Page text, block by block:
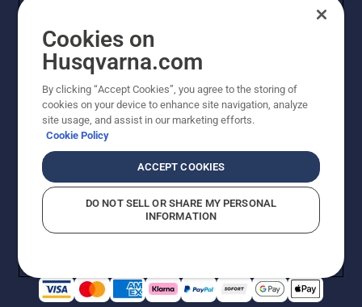
© Husqvarna AB (publ). Alle Rechte vorbehalten. Bei
den Preisangaben handelt es sich um unverbindliche
Preisempfehlungen in Euro inkl. der gesetzlichen
Preisempfehlungen (inkl. MwSt), es sei denn sie sind für
den direkten Kauf verfügbar.
Cookie-RichtlinieNutzungsbedingungen Datenschutzerklärung
Vermutete Verstöße melden
Cookies on
Husqvarna.com
By clicking “Accept Cookies”, you agree to the storing of
cookies on your device to enhance site navigation, analyze
site usage, and assist in our marketing efforts.
Cookie Policy
ACCEPT COOKIES
DO NOT SELL OR SHARE MY PERSONAL
INFORMATION